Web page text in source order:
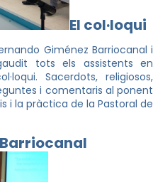
El col·loqui
Giménez Barriocanal i
tots els assistents en
Sacerdots, religiosos,
i comentaris al ponent
i la pràctica de la Pastoral de